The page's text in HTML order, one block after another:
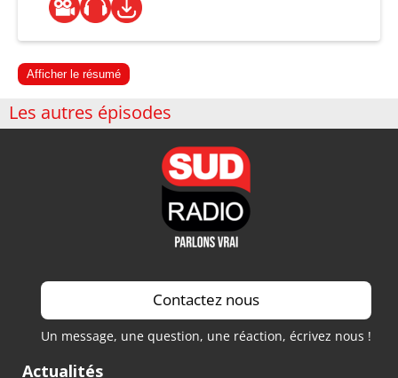
Afficher le résumé
Les autres épisodes
Contactez nous
Un message, une question, une réaction, écrivez nous !
Actualités